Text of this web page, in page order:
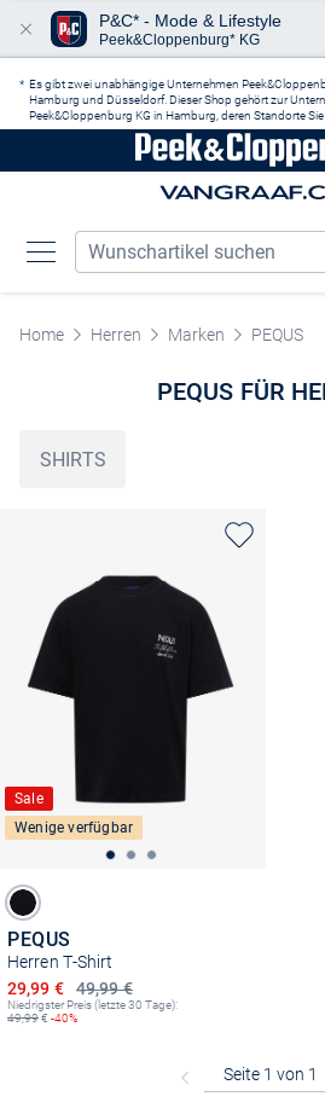
Es gibt zwei unabhängige Unternehmen
Hamburg und Düsseldorf. Dieser Shop gehört zur
Peek&Cloppenburg KG in Hamburg, deren Standorte Sie
Home Herren Marken PEQUS
PEQUS FÜR
SHIRTS
Sale
Wenige verfügbar
PEQUS
Herren T-Shirt
49,99 €
Ermäßigter Preis
29,99 €
Niedrigster Preis (letzte 30 Tage):
49,99€ -40%
P&C* - Mode & Lifestyle
Peek&Cloppenburg* KG